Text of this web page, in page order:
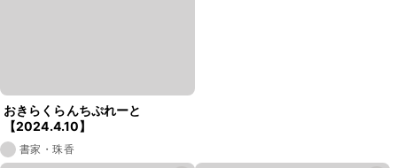
おきらくらんちぷれーと
【2024.4.10】
書家・珠香